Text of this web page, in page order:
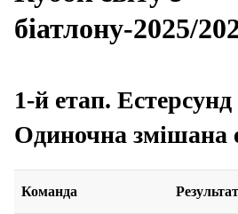
біатлону-2025/
1-й етап.
Одиночна змішана
Команда Результат